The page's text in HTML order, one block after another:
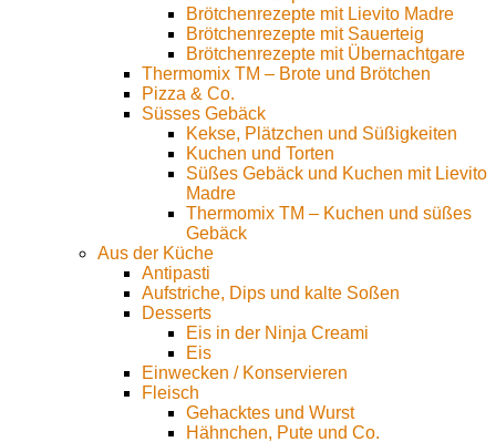
Brötchenrezepte mit Lievito Madre
Brötchenrezepte mit Sauerteig
Brötchenrezepte mit Übernachtgare
Thermomix TM – Brote und Brötchen
Pizza & Co.
Süsses Gebäck
Kekse, Plätzchen und Süßigkeiten
Kuchen und Torten
Süßes Gebäck und Kuchen mit Lievito
Madre
Thermomix TM – Kuchen und süßes
Gebäck
Aus der Küche
Antipasti
Aufstriche, Dips und kalte Soßen
Desserts
Eis in der Ninja Creami
Eis
Einwecken / Konservieren
Fleisch
Gehacktes und Wurst
Hähnchen, Pute und Co.